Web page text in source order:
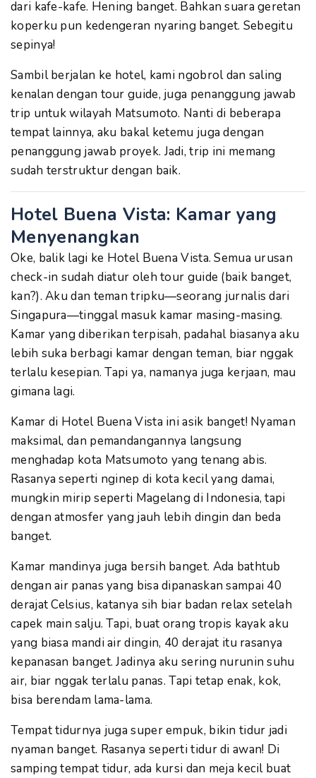
dari kafe-kafe. Hening banget. Bahkan suara geretan
koperku pun kedengeran nyaring banget. Sebegitu
sepinya!
Sambil berjalan ke hotel, kami ngobrol dan saling
kenalan dengan tour guide, juga penanggung jawab
trip untuk wilayah Matsumoto. Nanti di beberapa
tempat lainnya, aku bakal ketemu juga dengan
penanggung jawab proyek. Jadi, trip ini memang
sudah terstruktur dengan baik.
Hotel Buena Vista: Kamar yang
Menyenangkan
Oke, balik lagi ke Hotel Buena Vista. Semua urusan
check-in sudah diatur oleh tour guide (baik banget,
kan?). Aku dan teman tripku—seorang jurnalis dari
Singapura—tinggal masuk kamar masing-masing.
Kamar yang diberikan terpisah, padahal biasanya aku
lebih suka berbagi kamar dengan teman, biar nggak
terlalu kesepian. Tapi ya, namanya juga kerjaan, mau
gimana lagi.
Kamar di Hotel Buena Vista ini asik banget! Nyaman
maksimal, dan pemandangannya langsung
menghadap kota Matsumoto yang tenang abis.
Rasanya seperti nginep di kota kecil yang damai,
mungkin mirip seperti Magelang di Indonesia, tapi
dengan atmosfer yang jauh lebih dingin dan beda
banget.
Kamar mandinya juga bersih banget. Ada bathtub
dengan air panas yang bisa dipanaskan sampai 40
derajat Celsius, katanya sih biar badan relax setelah
capek main salju. Tapi, buat orang tropis kayak aku
yang biasa mandi air dingin, 40 derajat itu rasanya
kepanasan banget. Jadinya aku sering nurunin suhu
air, biar nggak terlalu panas. Tapi tetap enak, kok,
bisa berendam lama-lama.
Tempat tidurnya juga super empuk, bikin tidur jadi
nyaman banget. Rasanya seperti tidur di awan! Di
samping tempat tidur, ada kursi dan meja kecil buat